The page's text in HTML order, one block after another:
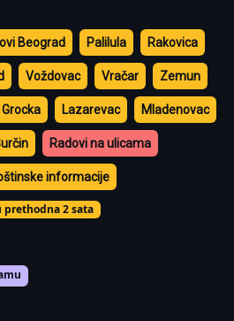
Beograd Palilula Rakovica
Voždovac Vračar Zemun
Grocka Lazarevac Mladenovac
Radovi na ulicama
informacije
prethodna 2 sata